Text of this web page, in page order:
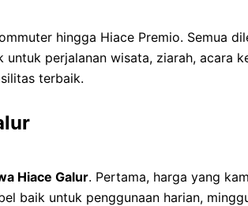
hingga Hiace Premio. Semua
untuk perjalanan wisata, ziarah, acara
terbaik.
Hiace Galur. Pertama, harga yang
baik untuk penggunaan harian,